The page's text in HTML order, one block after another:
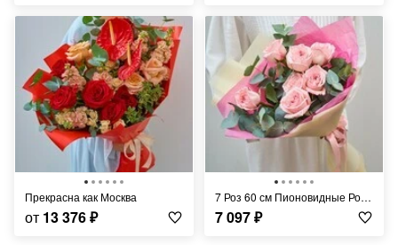
Прекрасна как Москва
от 13 376₽
7 Роз 60 см Пионовидные Розовые
7 097₽